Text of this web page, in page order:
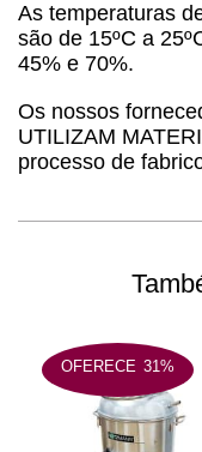
As temperaturas
são de 15ºC a
45% e 70%.
Os nossos
UTILIZAM
processo de
OFERECE 31%